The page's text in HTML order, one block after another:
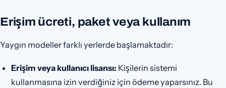
Erişim ücreti, paket veya kullanım
Yaygın modeller farklı yerlerde başlamaktadır:
Erişim veya kullanıcı lisansı: Kişilerin sistemi
kullanmasına izin verdiğiniz için ödeme yaparsınız. Bu